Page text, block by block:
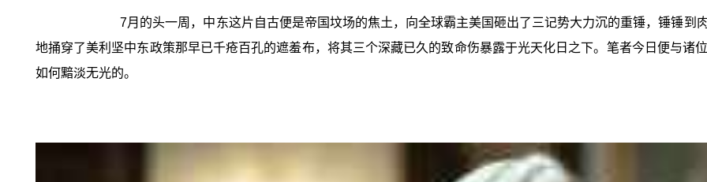
7月的头一周，中东这片自古便是帝国坟场的焦土，向全球霸主美国砸出了三记势大力沉的重锤，锤锤到
地捅穿了美利坚中东政策那早已千疮百孔的遮羞布，将其三个深藏已久的致命伤暴露于光天化日之下。笔者今日便与诸
如何黯淡无光的。